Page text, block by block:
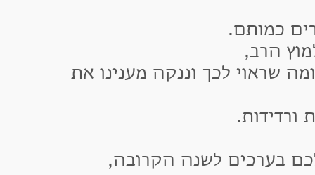
כמותם.
הרב,
לכך וננקה מענינו את
לשנה הקרובה,